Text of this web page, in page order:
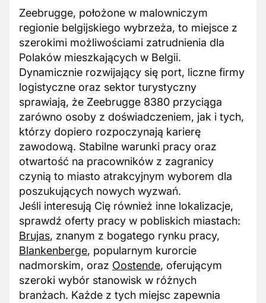
Zeebrugge, położone w malowniczym
regionie belgijskiego wybrzeża, to miejsce z
szerokimi możliwościami zatrudnienia dla
Polaków mieszkających w Belgii.
Dynamicznie rozwijający się port, liczne firmy
logistyczne oraz sektor turystyczny
sprawiają, że Zeebrugge 8380 przyciąga
zarówno osoby z doświadczeniem, jak i tych,
którzy dopiero rozpoczynają karierę
zawodową. Stabilne warunki pracy oraz
otwartość na pracowników z zagranicy
czynią to miasto atrakcyjnym wyborem dla
poszukujących nowych wyzwań.
Jeśli interesują Cię również inne lokalizacje,
sprawdź oferty pracy w pobliskich miastach:
Brujas, znanym z bogatego rynku pracy,
Blankenberge, popularnym kurorcie
nadmorskim, oraz Oostende, oferującym
szeroki wybór stanowisk w różnych
branżach. Każde z tych miejsc zapewnia